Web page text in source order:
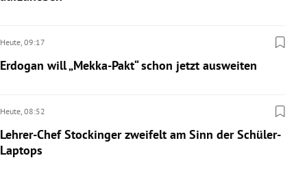
Heute, 09:17
Erdogan will „Mekka-Pakt“ schon jetzt ausweiten
Heute, 08:52
Lehrer-Chef Stockinger zweifelt am Sinn der Schüler-
Laptops